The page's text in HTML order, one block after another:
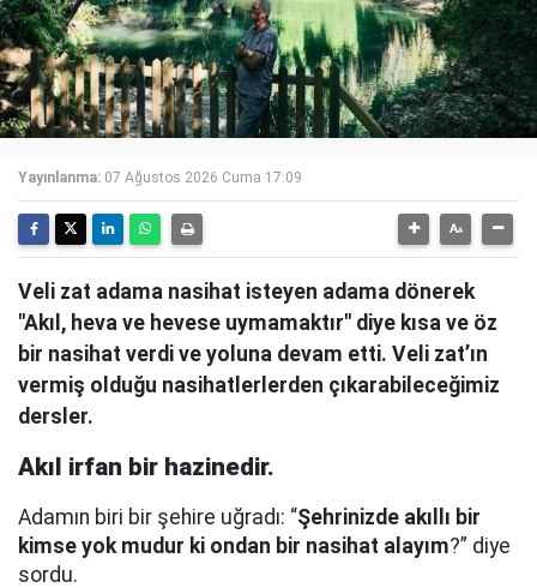
Yayınlanma: 07 Ağustos 2026 Cuma 17:09
Veli zat adama nasihat isteyen adama dönerek
"Akıl, heva ve hevese uymamaktır" diye kısa ve öz
bir nasihat verdi ve yoluna devam etti. Veli zat’ın
vermiş olduğu nasihatlerlerden çıkarabileceğimiz
dersler.
Akıl irfan bir hazinedir.
Adamın biri bir şehire uğradı: “Şehrinizde akıllı bir
kimse yok mudur ki ondan bir nasihat alayım?” diye
sordu.